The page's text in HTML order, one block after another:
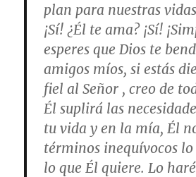
plan para nuestras
¡Sí! ¿Él te ama? ¡Sí!
esperes que Dios te
amigos míos, si estás
fiel al Señor , creo de
Él suplirá las
tu vida y en la mía, Él
términos inequívocos lo
lo que Él quiere. Lo